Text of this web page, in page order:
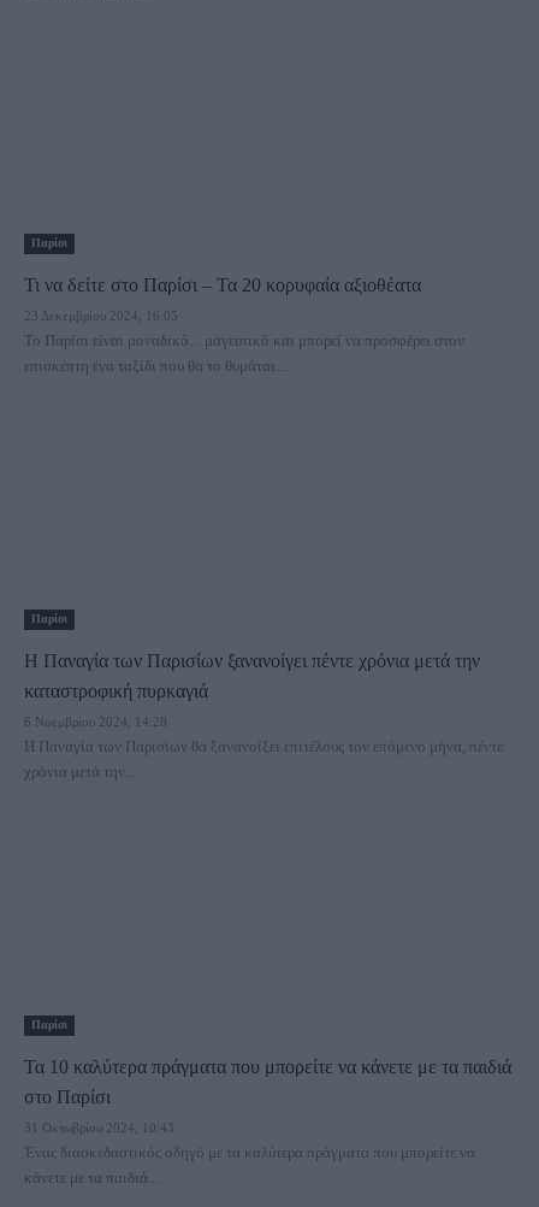
Παρίσι
Τι να δείτε στο Παρίσι – Τα 20 κορυφαία αξιοθέατα
23 Δεκεμβρίου 2024, 16:05
Το Παρίσι είναι μοναδικό…μαγευτικό και μπορεί να προσφέρει στον
επισκέπτη ένα ταξίδι που θα το θυμάται...
Παρίσι
Η Παναγία των Παρισίων ξανανοίγει πέντε χρόνια μετά την
καταστροφική πυρκαγιά
6 Νοεμβρίου 2024, 14:28
Η Παναγία των Παρισίων θα ξανανοίξει επιτέλους τον επόμενο μήνα, πέντε
χρόνια μετά την...
Παρίσι
Τα 10 καλύτερα πράγματα που μπορείτε να κάνετε με τα παιδιά
στο Παρίσι
31 Οκτωβρίου 2024, 10:43
Ένας διασκεδαστικός οδηγό με τα καλύτερα πράγματα που μπορείτε να
κάνετε με τα παιδιά...